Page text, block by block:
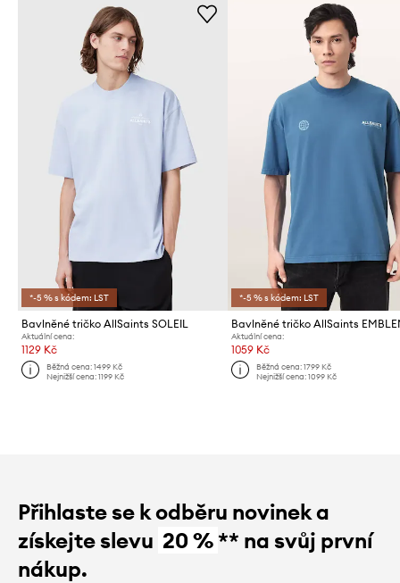
*-5 % s kódem: LST
Bavlněné tričko AllSaints SOLEIL
Aktuální cena:
1129 Kč
Běžná cena:1499 Kč
Nejnižší cena:1199 Kč
*-5 % s kódem: LST
Bavlněné tričko AllSaints
Aktuální cena:
1059 Kč
Běžná cena: 1799 Kč
Nejnižší cena: 1099 Kč
Přihlaste se k odběru novinek a
získejte slevu 20 %** na svůj první
nákup.